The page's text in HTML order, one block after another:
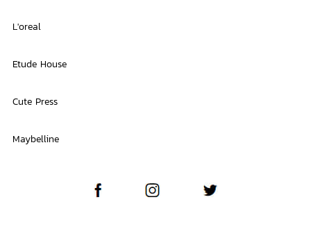
L'oreal
Etude House
Cute Press
Maybelline